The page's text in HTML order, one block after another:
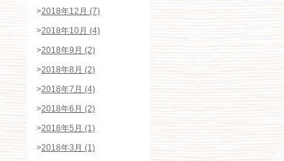
>2018年12月 (7)
>2018年10月 (4)
>2018年9月 (2)
>2018年8月 (2)
>2018年7月 (4)
>2018年6月 (2)
>2018年5月 (1)
>2018年3月 (1)